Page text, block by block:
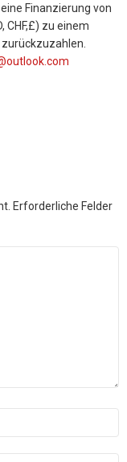
Finanzierung von
CHF,£) zu einem
zurückzuzahlen.
Erforderliche Felder